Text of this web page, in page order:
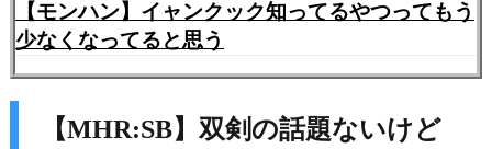
【モンハン】イャンクック知ってるやつってもう
少なくなってると思う
【MHR:SB】双剣の話題ないけど